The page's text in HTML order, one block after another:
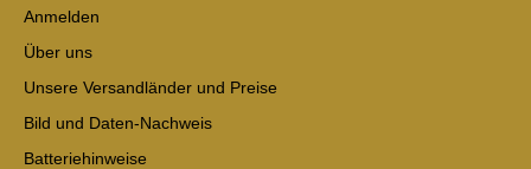
Anmelden
Über uns
Unsere Versandländer und Preise
Bild und Daten-Nachweis
Batteriehinweise